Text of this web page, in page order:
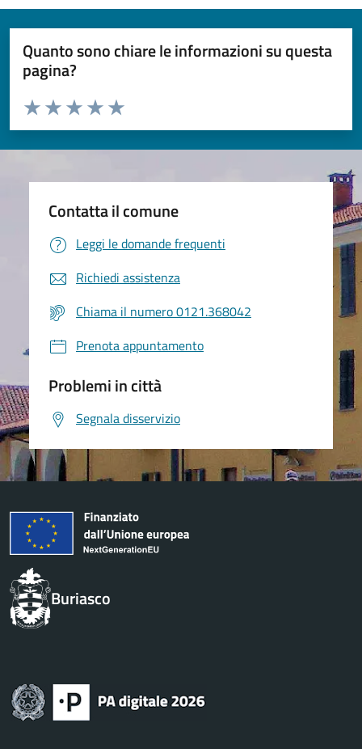
Quanto sono chiare le informazioni su questa
pagina?
Valuta da 1 a 5 stelle la pagina
Valuta 5 stelle su 5
Valuta 4 stelle su 5
Valuta 3 stelle su 5
Valuta 2 stelle su 5
Valuta 1 stelle su 5
Contatta il comune
Leggi le domande frequenti
Richiedi assistenza
Chiama il numero 0121.368042
Prenota appuntamento
Problemi in città
Segnala disservizio
Buriasco